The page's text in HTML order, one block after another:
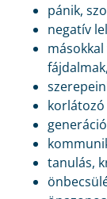
pánik,
negatív
tanulás,